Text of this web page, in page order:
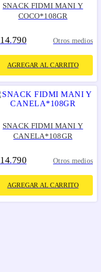
SNACK FIDMI MANI Y
COCO*108GR
14.790 Otros medios
AGREGAR AL CARRITO
SNACK FIDMI MANI Y
CANELA*108GR
14.790 Otros medios
AGREGAR AL CARRITO